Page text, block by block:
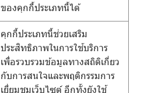
ของคุกกี้ประเภทนี้ได้
คุกกี้ประเภทนี้ช่วยเสริม
ประสิทธิภาพในการใช้บริการ
เพื่อรวบรวมข้อมูลทางสถิติเกี่ยว
กับการสนใจและพฤติกรรมการ
เยี่ยมชมเว็บไซต์ อีกทั้งยังใช้